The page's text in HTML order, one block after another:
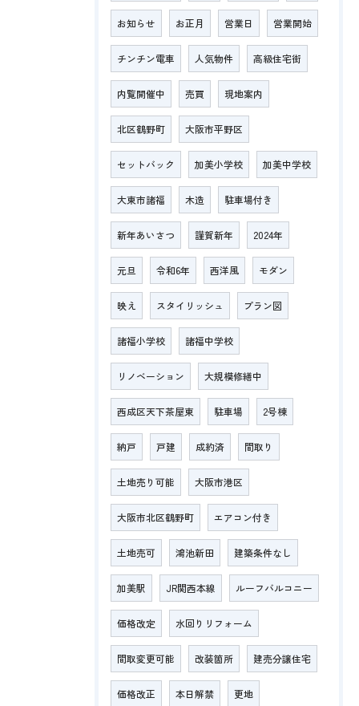
お知らせ お正月 営業日 営業開始
チンチン電車 人気物件 高級住宅街
内覧開催中 売買 現地案内
北区鶴野町 大阪市平野区
セットバック 加美小学校 加美中学校
大東市諸福 木造 駐車場付き
新年あいさつ 謹賀新年 2024年
元旦 令和6年 西洋風 モダン
映え スタイリッシュ プラン図
諸福小学校 諸福中学校
リノベーション 大規模修繕中
西成区天下茶屋東 駐車場 2号棟
納戸 戸建 成約済 間取り
土地売り可能 大阪市港区
大阪市北区鶴野町 エアコン付き
土地売可 鴻池新田 建築条件なし
加美駅 JR関西本線 ルーフバルコニー
価格改定 水回りリフォーム
間取変更可能 改装箇所 建売分譲住宅
価格改正 本日解禁 更地